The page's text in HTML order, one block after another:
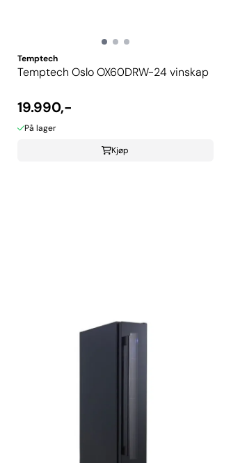
Temptech
Temptech Oslo OX60DRW-24 vinskap
19.990,-
På lager
Kjøp